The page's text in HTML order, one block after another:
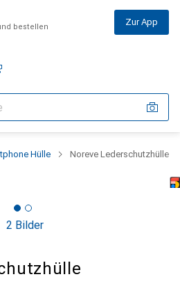
bestellen Zur App
Hülle Noreve Lederschutzhülle
2 Bilder